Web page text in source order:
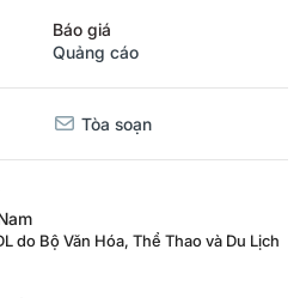
Báo giá
Quảng cáo
Tòa soạn
do Bộ Văn Hóa, Thể Thao và Du Lịch